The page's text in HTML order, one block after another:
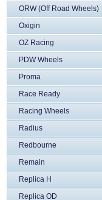
ORW (Off Road Wheels)
Oxigin
OZ Racing
PDW Wheels
Proma
Race Ready
Racing Wheels
Radius
Redbourne
Remain
Replica H
Replica OD